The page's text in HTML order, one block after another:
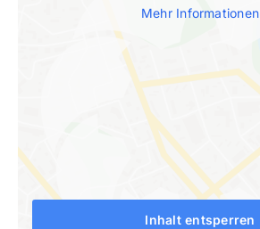
Mehr Informationen
Inhalt entsperren